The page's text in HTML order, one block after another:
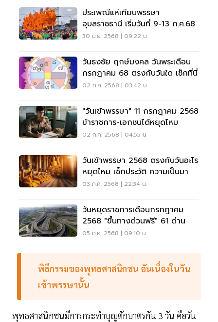
ประเพณีแห่เทียนพรรษา
อุบลราชธานี เริ่มวันที่ 9-13 ก.ค.68
30 มิ.ย. 2568 | 09:22 น.
วันธงชัย ฤกษ์มงคล วันพระเดือน
กรกฎาคม 68 ตรงกับวันใด เช็กที่นี่
02 ก.ค. 2568 | 03:42 น.
"วันเข้าพรรษา" 11 กรกฎาคม 2568
ข้าราชการ-เอกชนได้หยุดไหม
02 ก.ค. 2568 | 04:55 น.
วันเข้าพรรษา 2568 ตรงกับวันอะไร
หยุดไหม เช็กประวัติ ความเป็นมา
03 ก.ค. 2568 | 22:34 น.
วันหยุดราชการเดือนกรกฎาคม
2568 "ขึ้นทางด่วนฟรี" 61 ด่าน
05 ก.ค. 2568 | 09:10 น.
พิธีกรรมของพุทธศาสนิกชน อันเนื่องในวัน
เข้าพรรษานั้น
พุทธศาสนิกชนมีการกระทำบุญตักบาตรกัน 3 วัน คือวัน